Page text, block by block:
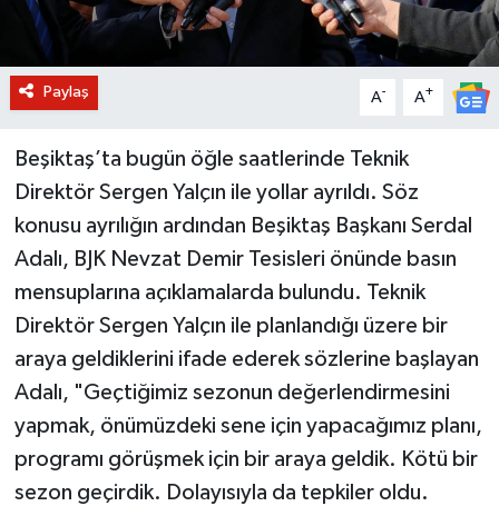
Paylaş A- A+
Beşiktaş’ta bugün öğle saatlerinde Teknik
Direktör Sergen Yalçın ile yollar ayrıldı. Söz
konusu ayrılığın ardından Beşiktaş Başkanı Serdal
Adalı, BJK Nevzat Demir Tesisleri önünde basın
mensuplarına açıklamalarda bulundu. Teknik
Direktör Sergen Yalçın ile planlandığı üzere bir
araya geldiklerini ifade ederek sözlerine başlayan
Adalı, "Geçtiğimiz sezonun değerlendirmesini
yapmak, önümüzdeki sene için yapacağımız planı,
programı görüşmek için bir araya geldik. Kötü bir
sezon geçirdik. Dolayısıyla da tepkiler oldu.